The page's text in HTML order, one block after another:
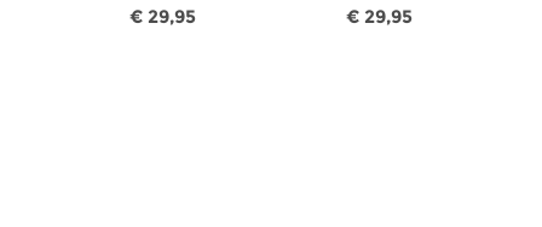
€ 29,95 € 29,95